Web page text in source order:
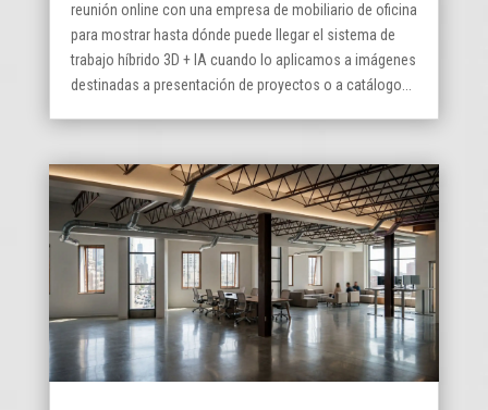
reunión online con una empresa de mobiliario de oficina
para mostrar hasta dónde puede llegar el sistema de
trabajo híbrido 3D + IA cuando lo aplicamos a imágenes
destinadas a presentación de proyectos o a catálogo...